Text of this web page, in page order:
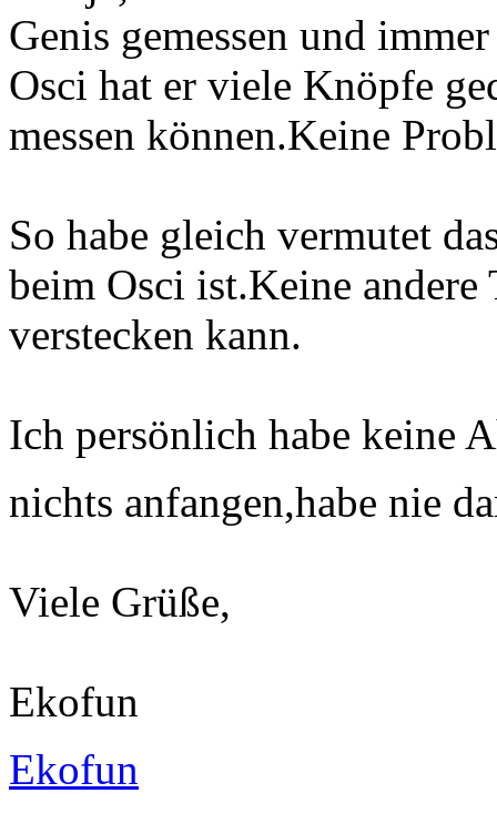
Genis gemessen und
Osci hat er viele Knöpfe
messen können.Keine
So habe gleich vermutet
beim Osci ist.Keine
verstecken kann.
Ich persönlich habe keine
nichts anfangen,habe nie
Viele Grüße,
Ekofun
Ekofun